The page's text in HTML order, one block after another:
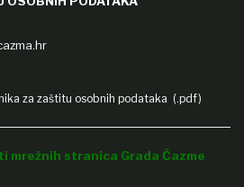
za zaštitu osobnih podataka (.pdf)
mrežnih stranica Grada Čazme